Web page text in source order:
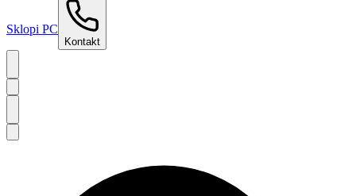
Sklopi PC
Kontakt